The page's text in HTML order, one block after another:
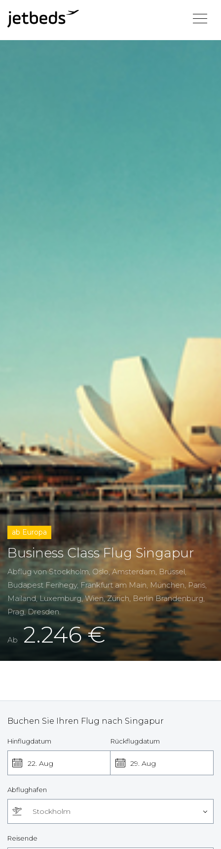
ab Europa
Business Class Flug Singapur
Abflug von Stockholm, Oslo, Amsterdam, Brüssel,
Budapest Ferihegy, Frankfurt am Main, München, Paris,
Mailand, Luxemburg, Wien, Zürich, Berlin Brandenburg,
Prag, Dresden.
Ab 2.246 €
Buchen Sie Ihren Flug nach Singapur
Hinflugdatum
22. Aug
Rückflugdatum
29. Aug
Abflughafen
Stockholm
Reisende